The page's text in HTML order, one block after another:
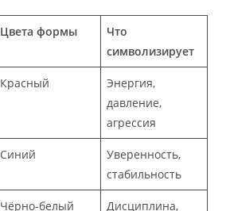
Цвета формы
Что
символизирует
Красный
Энергия,
давление,
агрессия
Синий
Уверенность,
стабильность
Чёрно-белый
Дисциплина,